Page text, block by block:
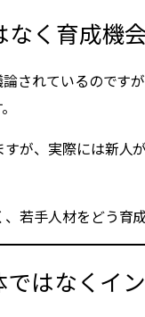
く育成機
されているのです
が、実際には新
若手人材をどう育
はなくイ